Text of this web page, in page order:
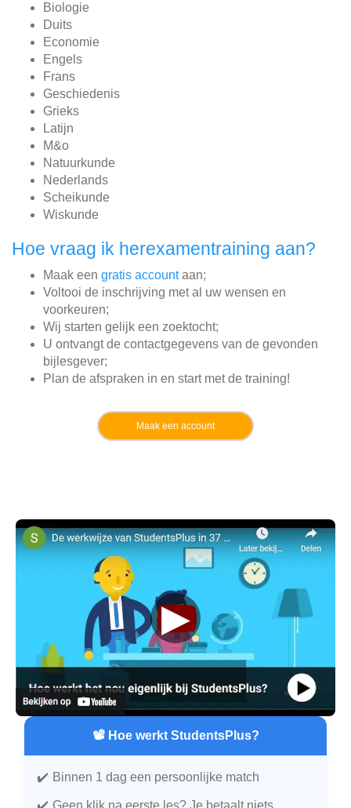
Biologie
Duits
Economie
Engels
Frans
Geschiedenis
Grieks
Latijn
M&o
Natuurkunde
Nederlands
Scheikunde
Wiskunde
Hoe vraag ik herexamentraining aan?
Maak een gratis accountaan;
Voltooi de inschrijving met al uw wensen en
voorkeuren;
Wij starten gelijk een zoektocht;
U ontvangt de contactgegevens van de gevonden
bijlesgever;
Plan de afspraken in en start met de training!
Maak een account
▶
📽️ Hoe werkt StudentsPlus?
Binnen 1 dag een persoonlijke match